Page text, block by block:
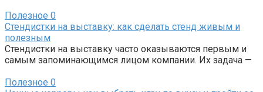
Полезное 0
Стендистки на выставку: как сделать стенд живым и
полезным
Стендистки на выставку часто оказываются первым и
самым запоминающимся лицом компании. Их задача —
Полезное 0